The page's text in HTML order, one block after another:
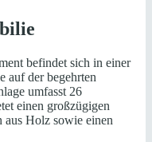
befindet sich in einer
auf der begehrten
umfasst 26
einen großzügigen
aus Holz sowie einen